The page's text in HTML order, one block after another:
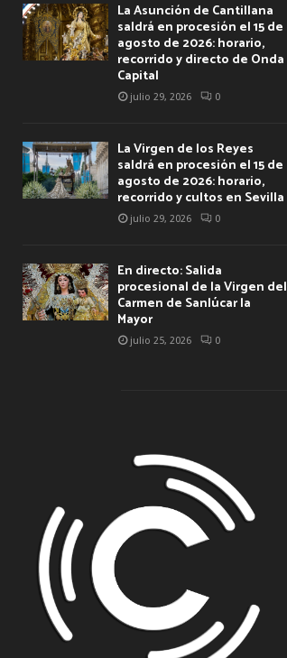
La Asunción de Cantillana
saldrá en procesión el 15 de
agosto de 2026: horario,
recorrido y directo de Onda
Capital
julio 29, 2026 0
La Virgen de los Reyes
saldrá en procesión el 15 de
agosto de 2026: horario,
recorrido y cultos en Sevilla
julio 29, 2026 0
En directo: Salida
procesional de la Virgen del
Carmen de Sanlúcar la
Mayor
julio 25, 2026 0